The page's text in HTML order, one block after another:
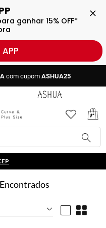
ganhar 15% OFF*
com cupom ASHUA25
com cupomASHUA25